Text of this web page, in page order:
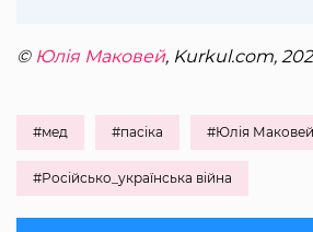
© Юлія Маковей, Kurkul.com,
#мед #пасіка #Юлія Маковей
#Російсько_українська війна